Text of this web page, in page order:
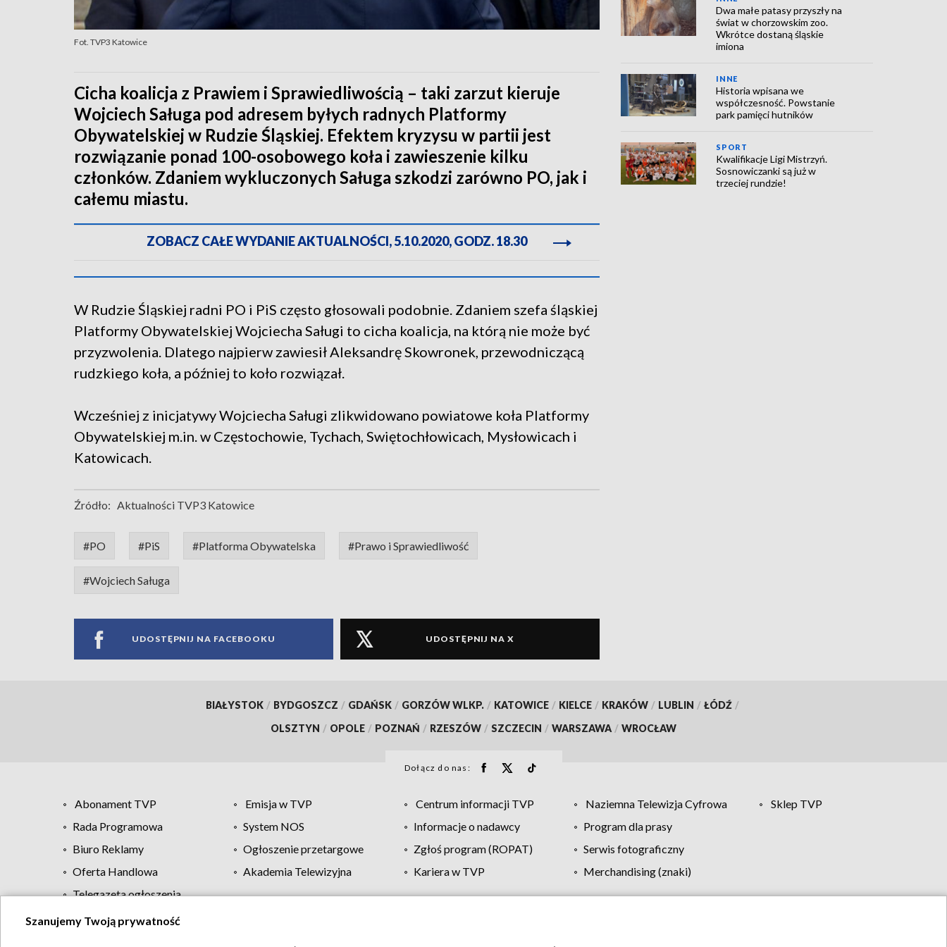
Fot. TVP3 Katowice
Cicha koalicja z Prawiem i Sprawiedliwością – taki zarzut kieruje
Wojciech Saługa pod adresem byłych radnych Platformy
Obywatelskiej w Rudzie Śląskiej. Efektem kryzysu w partii jest
rozwiązanie ponad 100-osobowego koła i zawieszenie kilku
członków. Zdaniem wykluczonych Saługa szkodzi zarówno PO, jak i
całemu miastu.
ZOBACZ CAŁE WYDANIE AKTUALNOŚCI, 5.10.2020, GODZ. 18.30
W Rudzie Śląskiej radni PO i PiS często głosowali podobnie. Zdaniem szefa śląskiej
Platformy Obywatelskiej Wojciecha Saługi to cicha koalicja, na którą nie może być
przyzwolenia. Dlatego najpierw zawiesił Aleksandrę Skowronek, przewodniczącą
rudzkiego koła, a później to koło rozwiązał.
Wcześniej z inicjatywy Wojciecha Saługi zlikwidowano powiatowe koła Platformy
Obywatelskiej m.in. w Częstochowie, Tychach, Swiętochłowicach, Mysłowicach i
Katowicach.
Źródło: Aktualności TVP3 Katowice
#PO #PiS #Platforma Obywatelska #Prawo i Sprawiedliwość
#Wojciech Saługa
UDOSTĘPNIJ NA FACEBOOKU UDOSTĘPNIJ NA X
Dwa małe patasy przyszły na
świat w chorzowskim zoo.
Wkrótce dostaną śląskie
imiona
INNE
Historia wpisana we
współczesność. Powstanie
park pamięci hutników
SPORT
Kwalifikacje Ligi Mistrzyń.
Sosnowiczanki są już w
trzeciej rundzie!
BIAŁYSTOK / BYDGOSZCZ / GDAŃSK / GORZÓW WLKP. / KATOWICE / KIELCE / KRAKÓW / LUBLIN / ŁÓDŹ /
OLSZTYN / OPOLE / POZNAŃ / RZESZÓW / SZCZECIN / WARSZAWA / WROCŁAW
Dołącz do nas:
Abonament TVP Emisja w TVP Centrum informacji TVP Naziemna Telewizja Cyfrowa
Sklep TVP
Rada Programowa
System NOS Informacje o nadawcy
Program dla prasy
Biuro Reklamy
Ogłoszenie przetargowe Zgłoś program (ROPAT)
Serwis fotograficzny
Oferta Handlowa
Akademia Telewizyjna Kariera w TVP
Merchandising (znaki)
Telegazeta ogłoszenia
Szanujemy Twoją prywatność